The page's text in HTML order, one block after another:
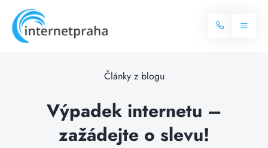
content
Toggle
Balíčky internetu
Televize
Články z blogu
Výpadek internetu –
zažádejte o slevu!